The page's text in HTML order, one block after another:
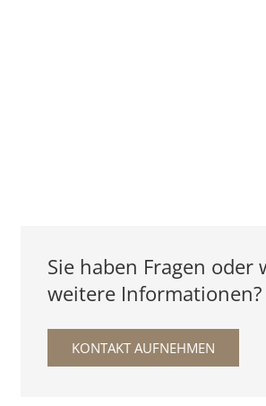
Sie haben Fragen oder
weitere Informationen?
KONTAKT AUFNEHMEN